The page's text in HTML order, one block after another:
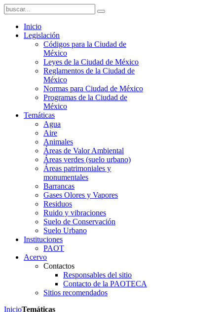
Inicio
Legislación
Códigos para la Ciudad de
México
Leyes de la Ciudad de México
Reglamentos de la Ciudad de
México
Normas para Ciudad de México
Programas de la Ciudad de
México
Temáticas
Agua
Aire
Animales
Áreas de Valor Ambiental
Áreas verdes (suelo urbano)
Áreas patrimoniales y
monumentales
Barrancas
Gases Olores y Vapores
Residuos
Ruido y vibraciones
Suelo de Conservación
Suelo Urbano
Instituciones
PAOT
Acervo
Contactos
Responsables del sitio
Contacto de la PAOTECA
Sitios recomendados
InicioTemáticas